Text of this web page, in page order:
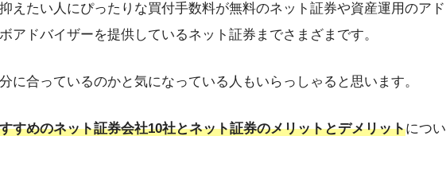
えたい人にぴったりな買付手数料が無料のネット証券や資産運用のアド
アドバイザーを提供しているネット証券までさまざまです。
に合っているのかと気になっている人もいらっしゃると思います。
すめのネット証券会社10社とネット証券のメリットとデメリットについ